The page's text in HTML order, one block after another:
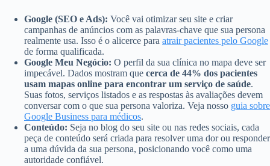
Google (SEO e Ads): Você vai otimizar seu site e criar
campanhas de anúncios com as palavras-chave que sua persona
realmente usa. Isso é o alicerce para atrair pacientes pelo Google
de forma qualificada.
Google Meu Negócio: O perfil da sua clínica no mapa deve ser
impecável. Dados mostram que cerca de 44% dos pacientes
usam mapas online para encontrar um serviço de saúde.
Suas fotos, serviços listados e as respostas às avaliações devem
conversar com o que sua persona valoriza. Veja nosso guia sobre
Google Business para médicos.
Conteúdo: Seja no blog do seu site ou nas redes sociais, cada
peça de conteúdo será criada para resolver uma dor ou responder
a uma dúvida da sua persona, posicionando você como uma
autoridade confiável.